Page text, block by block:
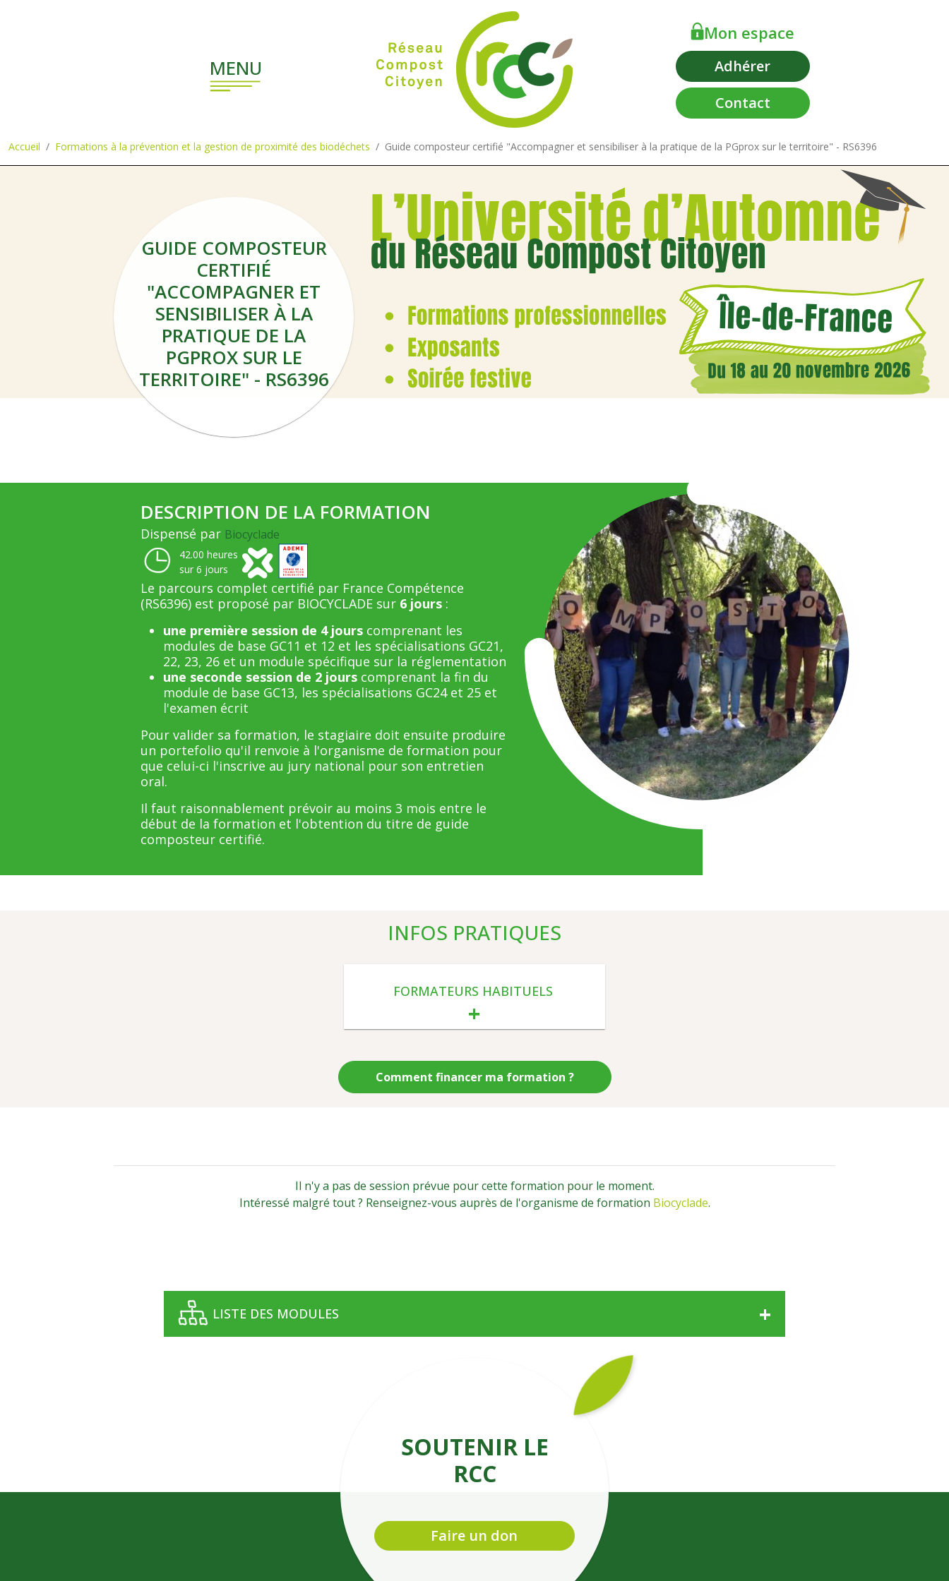
MENU
Contact
Adhérer
Mon espace
Accueil Formations à la prévention et la gestion de proximité des biodéchets Guide composteur certifié "Accompagner et sensibiliser à la pratique de la PGprox sur le territoire" - RS6396
GUIDE COMPOSTEUR
CERTIFIÉ
"ACCOMPAGNER ET
SENSIBILISER À LA
PRATIQUE DE LA
PGPROX SUR LE
TERRITOIRE" - RS6396
DESCRIPTION DE LA FORMATION
Dispensé par Biocyclade
42.00 heures
sur 6 jours
Le parcours complet certifié par France Compétence
(RS6396) est proposé par BIOCYCLADE sur 6 jours:
une première session de 4 jourscomprenant les
modules de base GC11 et 12 et les spécialisations GC21,
22, 23, 26 et un module spécifique sur la réglementation
une seconde session de 2 jourscomprenant la fin du
module de base GC13, les spécialisations GC24 et 25 et
l'examen écrit
Pour valider sa formation, le stagiaire doit ensuite produire
un portefolio qu'il renvoie à l'organisme de formation pour
que celui-ci l'inscrive au jury national pour son entretien
oral.
Il faut raisonnablement prévoir au moins 3 mois entre le
début de la formation et l'obtention du titre de guide
composteur certifié.
Illustration
INFOS PRATIQUES
FORMATEURS HABITUELS
Comment financer ma formation ?
Il n'y a pas de session prévue pour cette formation pour le moment.
Intéressé malgré tout ? Renseignez-vous auprès de l'organisme de formation Biocyclade.
LISTE DES MODULES
SOUTENIR LE
RCC
Faire un don